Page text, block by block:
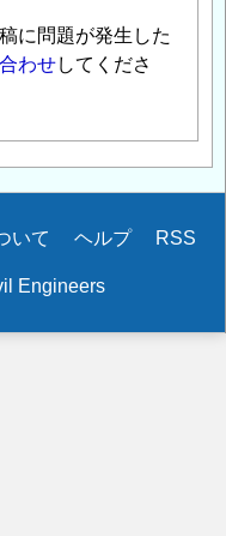
に問題が発生した
わせしてくださ
いて ヘルプ RSS
Engineers